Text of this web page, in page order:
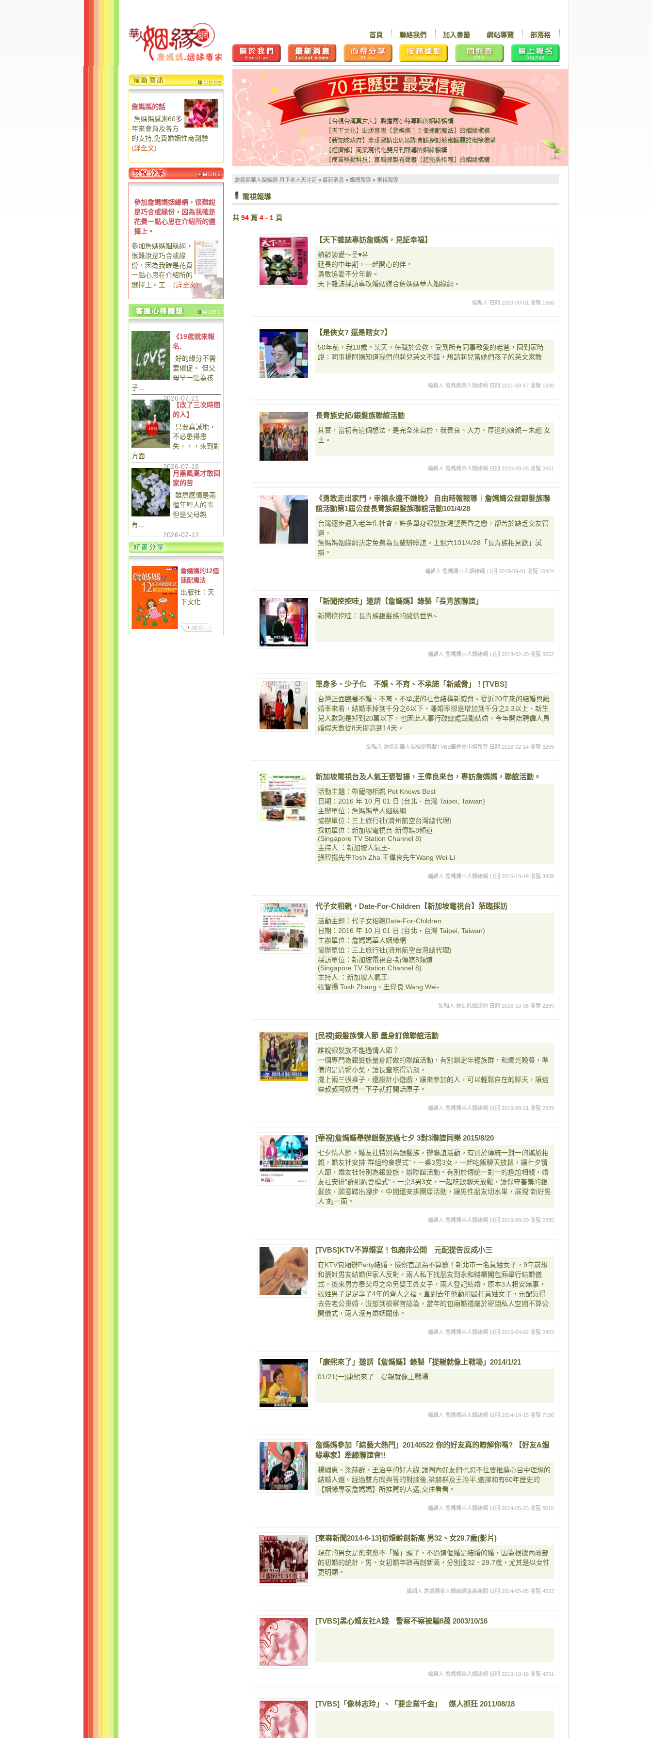
部落格
網站導覽
加入書籤
聯絡我們
首頁
詹媽媽的話
詹媽媽感謝60多
年來會員及各方
的支持,免費婚姻性商測驗
(詳全文)
參加詹媽媽姻緣網，很難說
是巧合或緣份，因為我確是
花費一點心思在介紹所的選
擇上。
參加詹媽媽姻緣網，
很難說是巧合或緣
份，因為我確是花費
一點心思在介紹所的
選擇上。工...
(詳全文)
《19歲就來報
名,
好的緣分不需
要催促。 但父
母早一點為孩
子...
2026-07-21
【改了三次時間
的人】
只要真誠地，
不必患得患
失，，，來到對
方面...
2026-07-18
月黑風高才敢回
家的苦
雖然感情是兩
個年輕人的事
但是父母親
有...
2026-07-12
詹媽媽的12個
速配魔法
出版社：天
下文化
詹媽媽華人姻緣網-月下老人天注定 » 最新消息 » 媒體報導 » 電視報導
電視報導
共 94 篇 4 - 1 頁
【天下雜誌專訪詹媽媽，見証幸福】
熟齡談愛～웃♥유
延長的中年期，一起開心的伴。
勇敢追愛不分年齡。
天下雜誌採訪專攻婚姻媒合詹媽媽華人姻緣網。
編輯人 日期 2023-08-01 瀏覽 1568
【是俠女? 還是瞎女?】
50年前，我18歲。某天，任職於公教，受到所有同事敬愛的老爸，回到家時
說：同事楊阿姨知道我們的莉兒英文不錯，想請莉兒當她們孩子的英文家教
編輯人 詹媽媽華人姻緣網 日期 2021-08-17 瀏覽 1838
長青族史記/銀髮族聯誼活動
其實，當初有這個想法，是完全來自於，我善良、大方、厚道的娘親－朱趙 女
士。
編輯人 詹媽媽華人姻緣網 日期 2020-09-25 瀏覽 2651
《勇敢走出家門，幸福永遠不嫌晚》 自由時報報導｜詹媽媽公益銀髮族聯
誼活動第1屆公益長青族銀髮族聯誼活動101/4/28
台灣逐步邁入老年化社會，許多單身銀髮族渴望黃昏之戀，卻苦於缺乏交友管
道，
詹媽媽姻緣網決定免費為長輩辦聯誼。上週六101/4/28「長青族相見歡」試
辦。
編輯人 詹媽媽華人姻緣網 日期 2018-09-01 瀏覽 10424
「新聞挖挖哇」邀請【詹媽媽】錄製「長青族聯誼」
新聞挖挖哇：長青族銀髮族的感情世界~
編輯人 詹媽媽華人姻緣網 日期 2018-02-20 瀏覽 6052
單身多、少子化 不婚、不育、不承諾「新威脅」！[TVBS]
台灣正面臨著不婚、不育、不承諾的社會結構新威脅。從近20年來的結婚與離
婚率來看，結婚率掉到千分之6以下、離婚率卻是增加到千分之2.3以上、新生
兒人數則是掉到20萬以下，也因此人事行政總處鼓勵結婚，今年開始聘僱人員
婚假天數從8天提高到14天。
編輯人 詹媽媽華人姻緣網轉載TVBS華舜嘉小姐報導 日期 2018-02-14 瀏覽 3255
新加坡電視台及人氣王張智揚，王偉良來台，專訪詹媽媽，聯誼活動。
活動主題：帶寵物相親 Pet Knows Best
日期：2016 年 10 月 01 日 (台北．台灣 Taipei, Taiwan)
主辦單位：詹媽媽華人姻緣網
協辦單位：三上旅行社(濟州航空台灣總代理)
採訪單位：新加坡電視台-新傳媒8頻道
(Singapore TV Station Channel 8)
主持人 ：新加坡人氣王-
張智揚先生Tosh Zha 王偉良先生Wang Wei-Li
編輯人 詹媽媽華人姻緣網 日期 2016-10-19 瀏覽 3439
代子女相親，Date-For-Children【新加坡電視台】蒞臨採訪
活動主題：代子女相親Date-For-Children
日期：2016 年 10 月 01 日 (台北‧台灣 Taipei, Taiwan)
主辦單位：詹媽媽華人姻緣網
協辦單位：三上旅行社(濟州航空台灣總代理)
採訪單位：新加坡電視台-新傳媒8頻道
(Singapore TV Station Channel 8)
主持人 ：新加坡人氣王-
張智揚 Tosh Zhang、王偉良 Wang Wei-
編輯人 詹媽媽姻緣網 日期 2016-10-05 瀏覽 2239
[民視]銀髮族情人節 量身訂做聯誼活動
誰說銀髮族不能過情人節？
一個專門為銀髮族量身訂做的聯誼活動，有別鎖定年輕族群，和燭光晚餐，準
備的是清粥小菜，讓長輩吃得清淡，
擺上兩三張桌子，還設計小遊戲，讓來參加的人，可以輕鬆自在的聊天，讓這
些叔叔阿姨們一下子就打開話匣子。
編輯人 詹媽媽華人姻緣網 日期 2015-08-21 瀏覽 2829
[華視]詹媽媽舉辦銀髮族過七夕 3對3聯誼同樂 2015/8/20
七夕情人節，婚友社特別為銀髮族，辦聯誼活動。有別於傳統一對一的尷尬相
親，婚友社安­排"群組約會模式"，一桌3男3女，一起吃飯聊天放鬆，讓七夕情
人節，婚友社特別為銀髮族，辦聯誼活動。有別於傳統一對一的尷尬相親，婚
友社安­排"群組約會模式"，一桌3男3女，一起吃飯聊天放鬆，讓保守害­羞的銀
髮族，願意踏出腳步。中間還安排團康活動，讓男性朋友切水果，展現"­新好男
人"的一面。
編輯人 詹媽媽華人姻緣網 日期 2015-08-20 瀏覽 2335
[TVBS]KTV不算婚宴！包廂非公開 元配提告反成小三
在KTV包廂辦Party結婚，檢察官認為不算數！新北市一名黃姓女子，9年前想
和張姓男友結婚但家人反對，兩人私下找朋友到永和錢櫃開包廂舉行結婚儀
式，後來男方奉父母之命另娶王姓女子，兩人登記結婚，原本3人相安無事，
張姓男子足足享了4年的齊人之福，直到去年他動粗毆打黃姓女子，元配氣得
去告老公重婚，沒想到檢察官認為，當年的包廂婚禮屬於密閉私人空間不算公
開儀式，兩人沒有婚姻關係。
編輯人 詹媽媽華人姻緣網 日期 2015-04-02 瀏覽 2483
「康熙來了」邀請【詹媽媽】錄製「提親就像上戰場」2014/1/21
01/21(一)康熙來了 提親就像上戰場
編輯人 詹媽媽華人姻緣網 日期 2014-10-15 瀏覽 7180
詹媽媽參加「綜藝大熱門」20140522 你的好友真的瞭解你嗎? 【好友&姻
緣專家】牽線聯誼會!!
楊繡惠、梁赫群、王治平的好人緣,讓圈內好友們也忍不住要推薦心目中理想的
結婚人選。經過雙方問與答的對談後,梁赫群及王治平,選擇和有60年歷史的
【姻緣專家詹媽媽】所推薦的人選,交往看看。
編輯人 詹媽媽華人姻緣網 日期 2014-05-23 瀏覽 5010
[東森新聞2014-6-13]初婚齡創新高 男32、女29.7歲(影片)
現在的男女是愈來愈不「婚」頭了，不過這個婚是結婚的婚，因為根據內政部
的初婚的統計，男、女初婚年齡再創新高，分別達32、29.7歲，尤其是以女性
更明顯。
編輯人 詹媽媽華人姻緣網東森新聞 日期 2014-05-05 瀏覽 4572
[TVBS]黑心婚友社A錢 警察不察被騙8萬 2003/10/16
編輯人 詹媽媽華人姻緣網 日期 2013-10-16 瀏覽 4751
[TVBS]「像林志玲」、「要企業千金」 媒人抓狂 2011/08/18